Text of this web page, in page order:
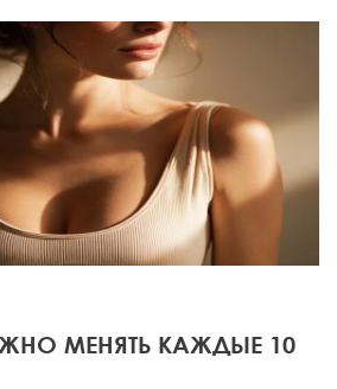
МЕНЯТЬ КАЖДЫЕ 10